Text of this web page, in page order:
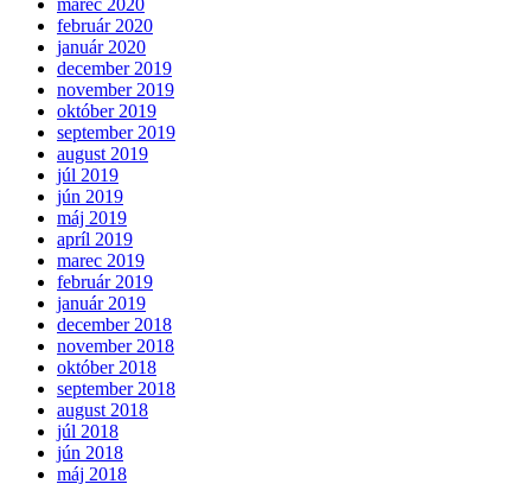
marec 2020
február 2020
január 2020
december 2019
november 2019
október 2019
september 2019
august 2019
júl 2019
jún 2019
máj 2019
apríl 2019
marec 2019
február 2019
január 2019
december 2018
november 2018
október 2018
september 2018
august 2018
júl 2018
jún 2018
máj 2018